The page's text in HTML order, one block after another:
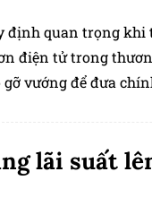
định quan trọng
điện tử trong
vướng để đưa
lãi suất